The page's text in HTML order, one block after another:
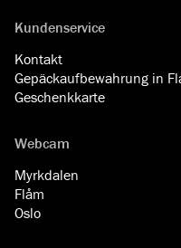
Kundenservice
Kontakt
Gepäckaufbewahrung in
Geschenkkarte
Webcam
Myrkdalen
Flåm
Oslo